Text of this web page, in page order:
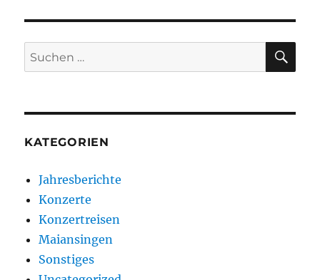
Suchen
nach:
KATEGORIEN
Jahresberichte
Konzerte
Konzertreisen
Maiansingen
Sonstiges